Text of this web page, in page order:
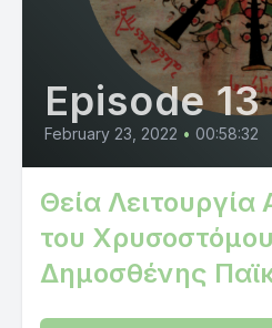
Episode 13
February 23, 2022 • 00:58:32
Θεία Λειτουργία
του
Δημοσθένης